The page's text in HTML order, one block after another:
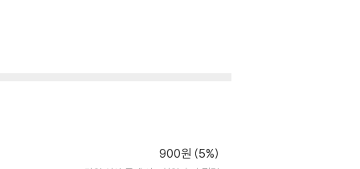
900원 (5%)